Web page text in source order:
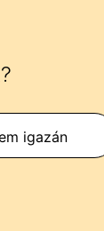
igazán